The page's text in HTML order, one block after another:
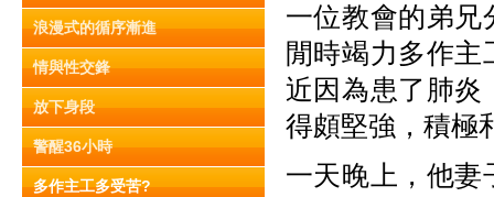
浪漫式的循序漸進
情與性交鋒
放下身段
警醒36小時
多作主工多受苦?
一位教會的弟兄
閒時竭力多作
近因為患了肺炎
得頗堅強，積極
一天晚上，他妻